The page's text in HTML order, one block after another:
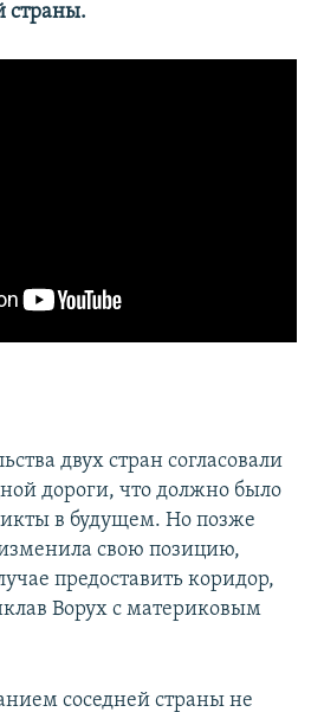
страны.
двух стран согласовали
дороги, что должно было
в будущем. Но позже
свою позицию,
предоставить коридор,
Ворух с материковым
соседней страны не